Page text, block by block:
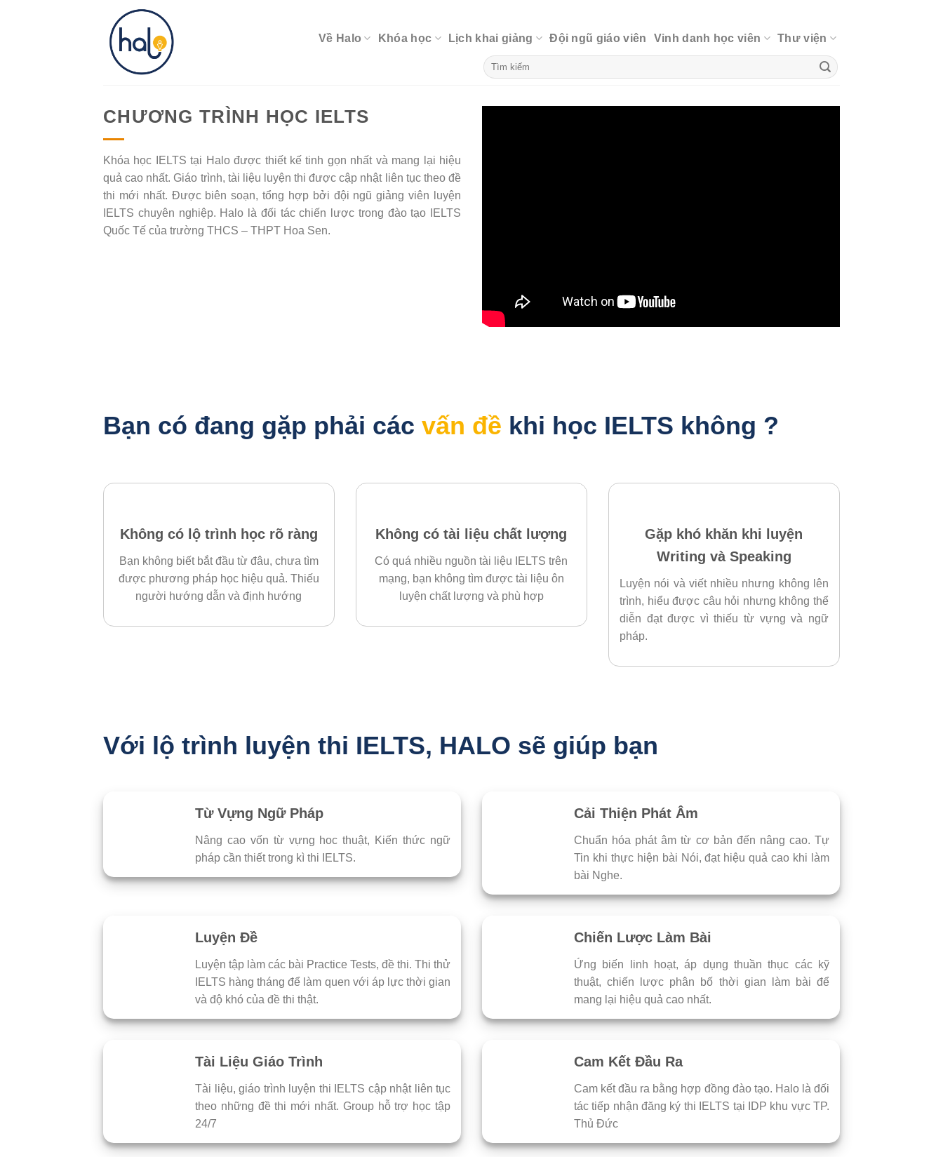
Về Halo Khóa học Lịch khai giảng Đội ngũ giáo viên Vinh danh học viên Thư viện
CHƯƠNG TRÌNH HỌC IELTS
Khóa học IELTS tại Halo được thiết kế tinh gọn nhất và mang lại hiệu
quả cao nhất. Giáo trình, tài liệu luyện thi được cập nhật liên tục theo đề
thi mới nhất. Được biên soạn, tổng hợp bởi đội ngũ giảng viên luyện
IELTS chuyên nghiệp. Halo là đối tác chiến lược trong đào tạo IELTS
Quốc Tế của trường THCS – THPT Hoa Sen.
Bạn có đang gặp phải các vấn đề khi học IELTS không ?
Không có lộ trình học rõ ràng
Bạn không biết bắt đầu từ đâu, chưa tìm
được phương pháp học hiệu quả. Thiếu
người hướng dẫn và định hướng
Không có tài liệu chất lượng
Có quá nhiều nguồn tài liệu IELTS trên
mạng, bạn không tìm được tài liệu ôn
luyện chất lượng và phù hợp
Gặp khó khăn khi luyện
Writing và Speaking
Luyện nói và viết nhiều nhưng không lên
trình, hiểu được câu hỏi nhưng không thể
diễn đạt được vì thiếu từ vựng và ngữ
pháp.
Với lộ trình luyện thi IELTS, HALO sẽ giúp bạn
Từ Vựng Ngữ Pháp
Nâng cao vốn từ vựng hoc thuật, Kiến thức ngữ
pháp cần thiết trong kì thi IELTS.
Cải Thiện Phát Âm
Chuẩn hóa phát âm từ cơ bản đến nâng cao. Tự
Tin khi thực hiện bài Nói, đạt hiệu quả cao khi làm
bài Nghe.
Luyện Đề
Luyện tập làm các bài Practice Tests, đề thi. Thi thử
IELTS hàng tháng để làm quen với áp lực thời gian
và độ khó của đề thi thật.
Chiến Lược Làm Bài
Ứng biến linh hoạt, áp dụng thuần thục các kỹ
thuật, chiến lược phân bố thời gian làm bài để
mang lại hiệu quả cao nhất.
Tài Liệu Giáo Trình
Tài liệu, giáo trình luyện thi IELTS cập nhật liên tục
theo những đề thi mới nhất. Group hỗ trợ học tập
24/7
Cam Kết Đầu Ra
Cam kết đầu ra bằng hợp đồng đào tạo. Halo là đối
tác tiếp nhận đăng ký thi IELTS tại IDP khu vực TP.
Thủ Đức